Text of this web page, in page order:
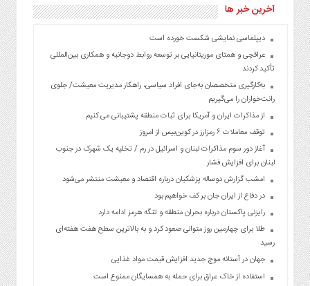
آخرین خبر ها
دیپلماسی نمایشی شکست خورده است
عراقچی و همتای موریتانیایی بر توسعه روابط دوجانبه و همکاری بین‌المللی
تأکید کردند
به‌کارگیری متخصصان به‌جای افراد سیاسی، راهکار مدیریت معیشت/ جلوی
رانت‌خواران را می‌گیریم
از مذاکرات ایران و آمریکا برای ثبات منطقه پشتیبانی می کنیم
توقف معاملات ۶ رمزارز در کوین‌بیس از امروز
آغاز دور سوم مذاکرات لبنان و اسرائیل در رم / تخلیه یک شهرک در جنوب
لبنان برای افزایش فشار
امشب گزارش دوساله پزشکیان درباره اقتصاد و معیشت منتشر می‌شود
در دفاع از ایران جان بر کف خواهیم بود
رایزنی پاکستان درباره بحران منطقه و تنگه هرمز ادامه دارد
طلا برای چهارمین روز متوالی صعود کرد و به بالاترین سطح هفت هفته‌ای
رسید
جهان در آستانه موج جدید افزایش قیمت مواد غذایی
استفاده از خاک عراق برای حمله به همسایگان ممنوع است